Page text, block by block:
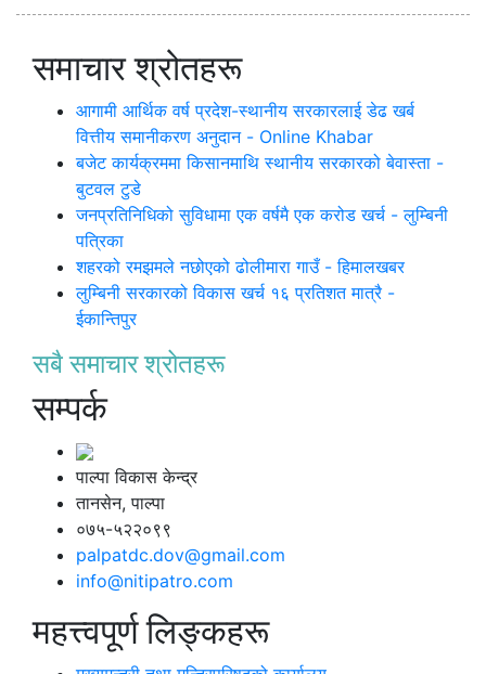
समाचार श्रोतहरू
आगामी आर्थिक वर्ष प्रदेश-स्थानीय सरकारलाई डेढ खर्ब
वित्तीय समानीकरण अनुदान - Online Khabar
बजेट कार्यक्रममा किसानमाथि स्थानीय सरकारको बेवास्ता -
बुटवल टुडे
जनप्रतिनिधिको सुविधामा एक वर्षमै एक करोड खर्च - लुम्बिनी
पत्रिका
शहरको रमझमले नछोएको ढोलीमारा गाउँ - हिमालखबर
लुम्बिनी सरकारको विकास खर्च १६ प्रतिशत मात्रै -
ईकान्तिपुर
सबै समाचार श्रोतहरू
सम्पर्क
पाल्पा विकास केन्द्र
तानसेन, पाल्पा
०७५-५२२०९९
palpatdc.dov@gmail.com
info@nitipatro.com
महत्त्वपूर्ण लिङ्कहरू